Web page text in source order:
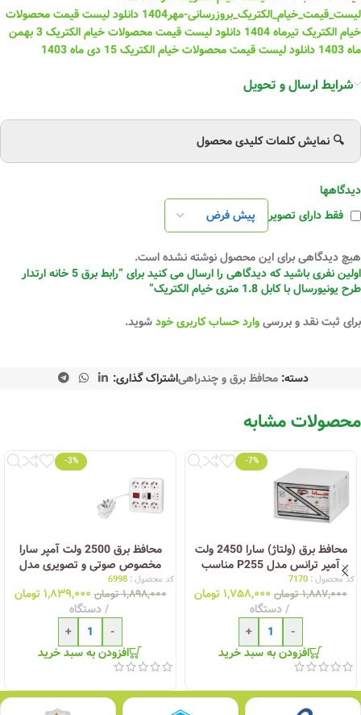
لیست_قیمت_خیام_الکتریک_بروزرسانی-مهر1404
دانلود لیست قیمت محصولات
خیام الکتریک تیرماه 1404
دانلود لیست قیمت محصولات خیام الکتریک 3 بهمن
ماه 1403
دانلود لیست قیمت محصولات خیام الکتریک 15 دی ماه 1403
شرایط ارسال و تحویل
🔍 نمایش کلمات کلیدی محصول
دیدگاهها
فقط دارای تصویر
هیچ دیدگاهی برای این محصول نوشته نشده است.
اولین نفری باشید که دیدگاهی را ارسال می کنید برای “رابط برق 5 خانه ارتدار
طرح یونیورسال با کابل 1.8 متری خیام الکتریک”
برای ثبت نقد و بررسیوارد حساب کاربری خودشوید.
دسته: محافظ برق و چندراهیاشتراک گذاری:
محصولات مشابه
-7%
محافظ برق (ولتاژ) سارا 2450 ولت
آمپر ترانس مدل P255 مناسب
یخچال و فریزر کد محصول : 7170
۱,۸۸۷,۰۰۰ تومان ۱,۷۵۸,۰۰۰ تومان
دستگاه
-
+
افزودن به سبد خرید
-3%
محافظ برق 2500 ولت آمپر سارا
مخصوص صوتی و تصویری مدل
P256C دارای نمایشگر ولتاژ- شش
خانه
کد محصول : 6998
۱,۸۹۸,۰۰۰ تومان ۱,۸۳۹,۰۰۰ تومان
دستگاه
-
+
افزودن به سبد خرید